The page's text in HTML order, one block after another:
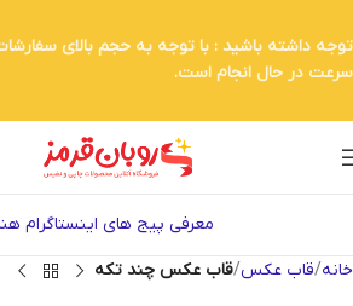
معرفی پیج های اینستاگرام
خانه قاب عکس قاب عکس چند تکه
توجه داشته باشید : با توجه به حجم بالای
سرعت در حال انجام است.